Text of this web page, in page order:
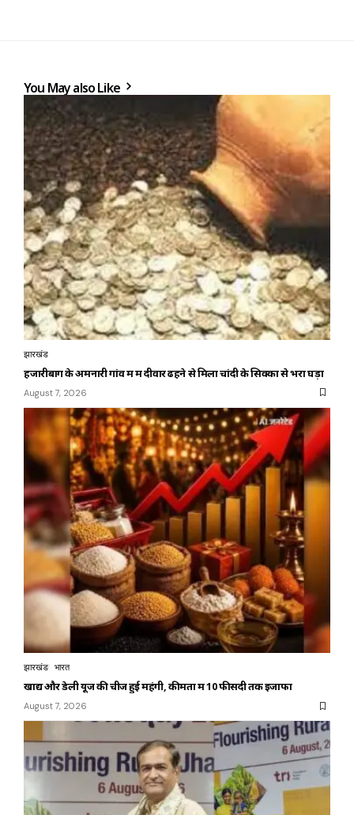
You May also Like
झारखंड
हजारीबाग के अमनारी गांव में में दीवार ढहने से मिला चांदी के सिक्कों से भरा घड़ा
August 7, 2026
झारखंड भारत
खाद्य और डेली यूज की चीजें हुई महंगी, कीमतों में 10 फीसदी तक इजाफा
August 7, 2026